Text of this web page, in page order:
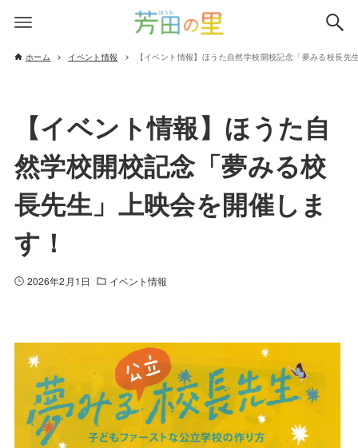
ホーム イベント情報 【イベント情報】ほうた自然学校開校記念「夢みる校長先
【イベント情報】ほうた自
然学校開校記念「夢みる校
長先生」上映会を開催しま
す！
2026年2月1日 イベント情報